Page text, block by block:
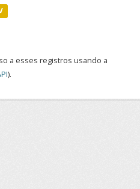
a esses registros usando a
).